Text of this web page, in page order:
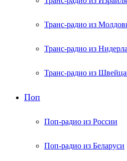
Транс-радио из
Транс-радио из
Транс-радио из
Поп
Поп-радио из России
Поп-радио из Беларуси